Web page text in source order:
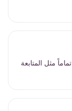
مثل المتابعة